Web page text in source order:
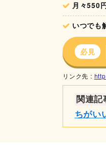
月々550
いつでも
必見
リンク先 :
関連記
ちがい